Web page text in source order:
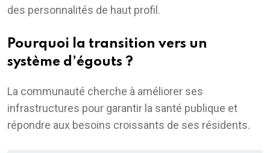
des personnalités de haut profil.
Pourquoi la transition vers un
système d’égouts ?
La communauté cherche à améliorer ses
infrastructures pour garantir la santé publique et
répondre aux besoins croissants de ses résidents.